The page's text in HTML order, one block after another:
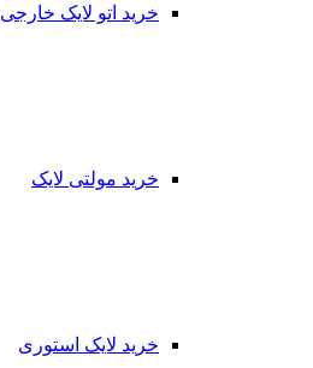
خرید اتو لایک خارجی
خرید مولتی لایک
خرید لایک استوری